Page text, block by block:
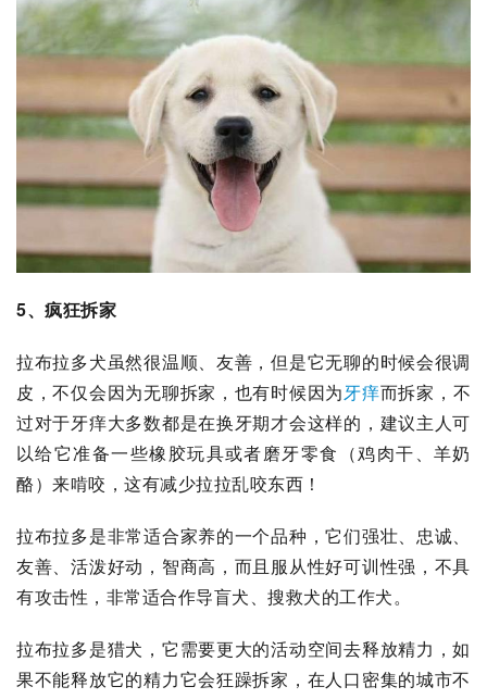
5、疯狂拆家
拉布拉多犬虽然很温顺、友善，但是它无聊的时候会很调
皮，不仅会因为无聊拆家，也有时候因为牙痒而拆家，不
过对于牙痒大多数都是在换牙期才会这样的，建议主人可
以给它准备一些橡胶玩具或者磨牙零食（鸡肉干、羊奶
酪）来啃咬，这有减少拉拉乱咬东西！
拉布拉多是非常适合家养的一个品种，它们强壮、忠诚、
友善、活泼好动，智商高，而且服从性好可训性强，不具
有攻击性，非常适合作导盲犬、搜救犬的工作犬。
拉布拉多是猎犬，它需要更大的活动空间去释放精力，如
果不能释放它的精力它会狂躁拆家，在人口密集的城市不